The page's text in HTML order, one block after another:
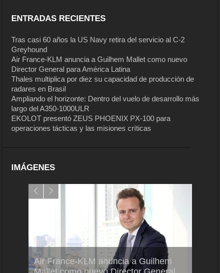
ENTRADAS RECIENTES
Tras casi 60 años la US Navy retira del servicio al C-2
Greyhound
Air France-KLM anuncia a Guilhem Mallet como nuevo
Director General para América Latina
Thales multiplica por diez su capacidad de producción de
radares en Brasil
Ampliando el horizonte: Dentro del vuelo de desarrollo más
largo del A350-1000ULR
EKOLOT presentó ZEUS PHOENIX PX-100 para
operaciones tácticas y las misiones críticas
IMÁGENES
Air France-KLM anuncia a Guilhem